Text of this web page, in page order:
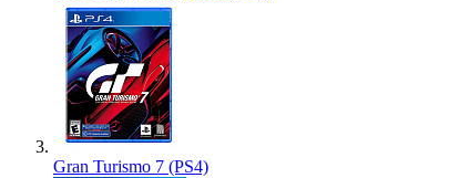
Gran Turismo 7 (PS4)